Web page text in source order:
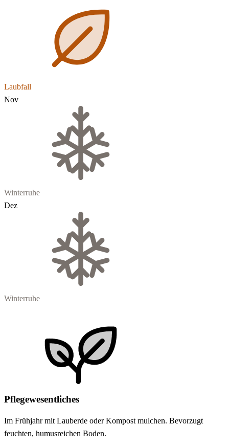
Laubfall
Nov
Winterruhe
Dez
Winterruhe
Pflegewesentliches
Im Frühjahr mit Lauberde oder Kompost mulchen. Bevorzugt
feuchten, humusreichen Boden.